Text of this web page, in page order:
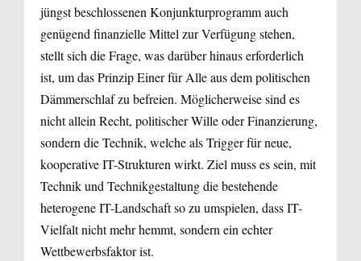
jüngst beschlossenen Konjunkturprogramm auch
genügend finanzielle Mittel zur Verfügung stehen,
stellt sich die Frage, was darüber hinaus erforderlich
ist, um das Prinzip Einer für Alle aus dem politischen
Dämmerschlaf zu befreien. Möglicherweise sind es
nicht allein Recht, politischer Wille oder Finanzierung,
sondern die Technik, welche als Trigger für neue,
kooperative IT-Strukturen wirkt. Ziel muss es sein, mit
Technik und Technikgestaltung die bestehende
heterogene IT-Landschaft so zu umspielen, dass IT-
Vielfalt nicht mehr hemmt, sondern ein echter
Wettbewerbsfaktor ist.